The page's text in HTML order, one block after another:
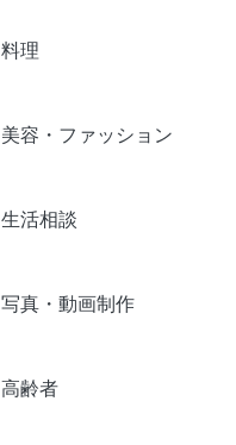
料理
美容・ファッション
生活相談
写真・動画制作
高齢者